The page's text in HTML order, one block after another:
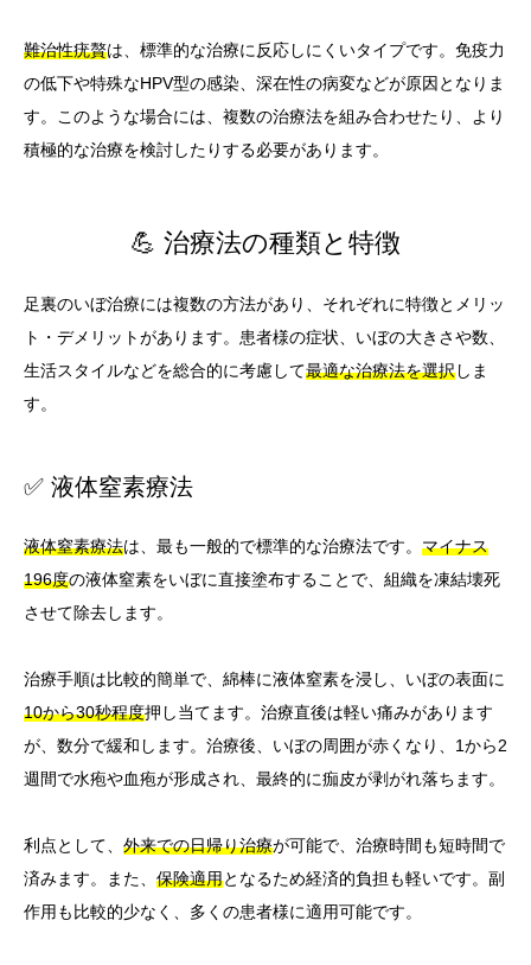
難治性疣贅は、標準的な治療に反応しにくいタイプです。免疫力
の低下や特殊なHPV型の感染、深在性の病変などが原因となりま
す。このような場合には、複数の治療法を組み合わせたり、より
積極的な治療を検討したりする必要があります。
💪 治療法の種類と特徴
足裏のいぼ治療には複数の方法があり、それぞれに特徴とメリッ
ト・デメリットがあります。患者様の症状、いぼの大きさや数、
生活スタイルなどを総合的に考慮して最適な治療法を選択しま
す。
✅ 液体窒素療法
液体窒素療法は、最も一般的で標準的な治療法です。 マイナス
196度の液体窒素をいぼに直接塗布することで、組織を凍結壊死
させて除去します。
治療手順は比較的簡単で、綿棒に液体窒素を浸し、いぼの表面に
10から30秒程度押し当てます。治療直後は軽い痛みがあります
が、数分で緩和します。治療後、いぼの周囲が赤くなり、1から2
週間で水疱や血疱が形成され、最終的に痂皮が剥がれ落ちます。
利点として、 外来での日帰り治療が可能で、治療時間も短時間で
済みます。また、 保険適用となるため経済的負担も軽いです。副
作用も比較的少なく、多くの患者様に適用可能です。